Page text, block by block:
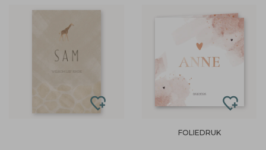
FOLIEDRUK